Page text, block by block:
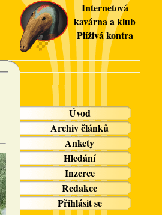
Internetová
kavárna a klub
Plíživá kontra
Úvod
Archiv článků
Ankety
Hledání
Inzerce
Redakce
Přihlásit se